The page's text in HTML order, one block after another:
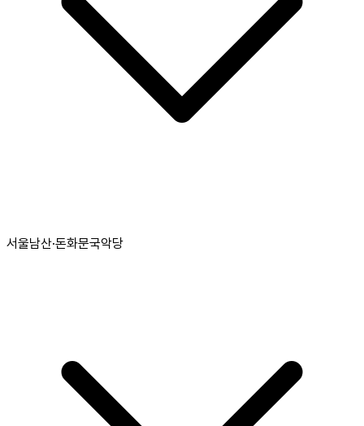
서울남산·돈화문국악당